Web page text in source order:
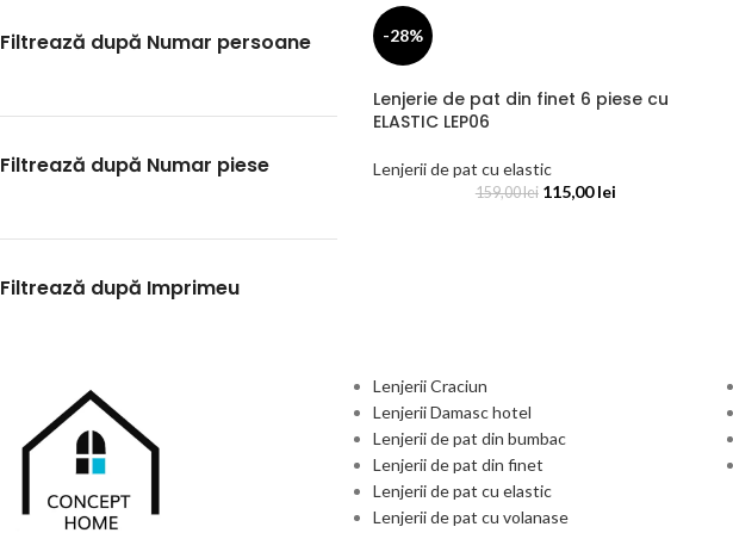
Filtrează după Numar persoane
Filtrează după Numar piese
Filtrează după Imprimeu
-28%
Lenjerie de pat din finet 6 piese cu
ELASTIC LEP06
Lenjerii de pat cu elastic
159,00lei 115,00lei
Lenjerii Craciun
Lenjerii Damasc hotel
Lenjerii de pat din bumbac
Lenjerii de pat din finet
Lenjerii de pat cu elastic
Lenjerii de pat cu volanase